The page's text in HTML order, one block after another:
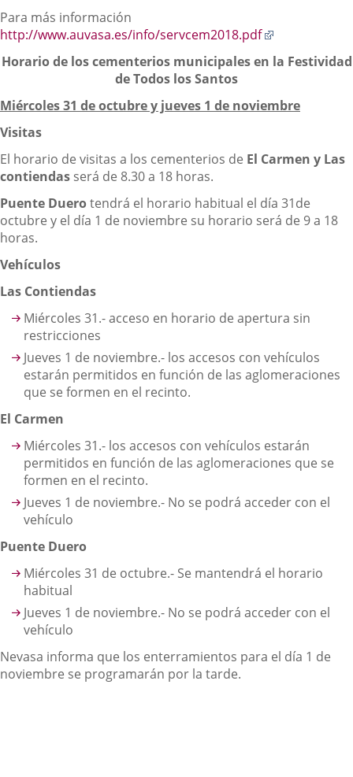
Para más información
http://www.auvasa.es/info/servcem2018.pdf
una
externa.
Horario de los cementerios municipales en la Festividad
de Todos los Santos
Miércoles 31 de octubre y jueves 1 de noviembre
Visitas
El horario de visitas a los cementerios de El Carmen y Las
contiendas será de 8.30 a 18 horas.
Puente Duerotendrá el horario habitual el día 31de
octubre y el día 1 de noviembre su horario será de 9 a 18
horas.
Vehículos
Las Contiendas
Miércoles 31.- acceso en horario de apertura sin
restricciones
Jueves 1 de noviembre.- los accesos con vehículos
estarán permitidos en función de las aglomeraciones
que se formen en el recinto.
El Carmen
Miércoles 31.- los accesos con vehículos estarán
permitidos en función de las aglomeraciones que se
formen en el recinto.
Jueves 1 de noviembre.- No se podrá acceder con el
vehículo
Puente Duero
Miércoles 31 de octubre.- Se mantendrá el horario
habitual
Jueves 1 de noviembre.- No se podrá acceder con el
vehículo
Nevasa informa que los enterramientos para el día 1 de
noviembre se programarán por la tarde.